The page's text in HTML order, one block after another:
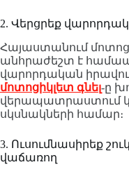
2. Վերցրեք
Հայաստանում
անհրաժեշտ է
վարորդական
մոտոցիկլետ գնել-ը
վերապատրաստում
սկսնակների համար։
3. Ուսումնասիրեք
վաճառող